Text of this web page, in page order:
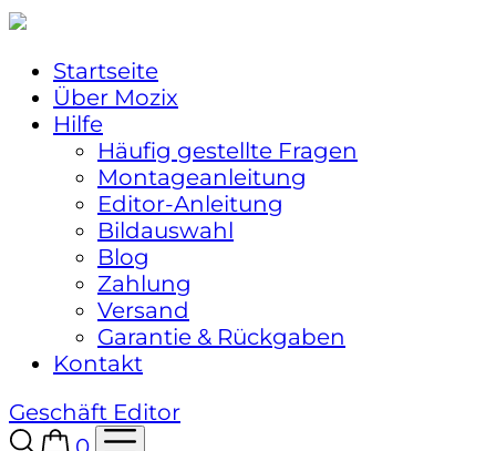
Startseite
Über Mozix
Hilfe
Häufig gestellte Fragen
Montageanleitung
Editor-Anleitung
Bildauswahl
Blog
Zahlung
Versand
Garantie & Rückgaben
Kontakt
Geschäft Editor